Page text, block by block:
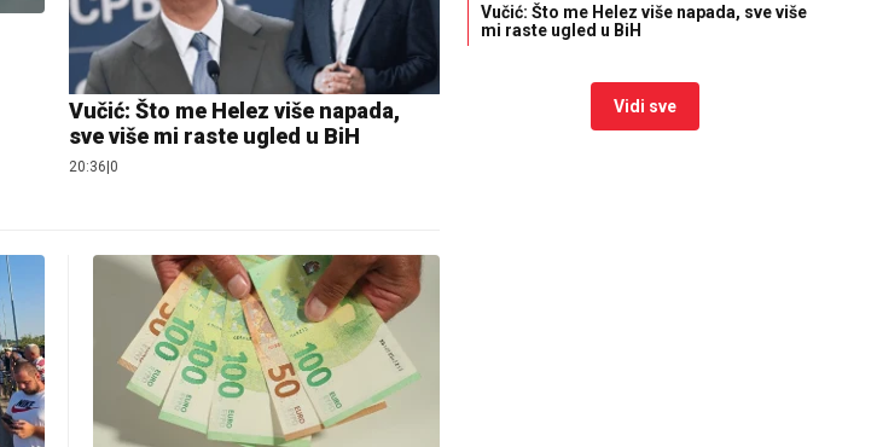
Vučić: Što me Helez više napada,
sve više mi raste ugled u BiH
20:36 |0
Vučić: Što me Helez više napada, sve više
mi raste ugled u BiH
Vidi sve